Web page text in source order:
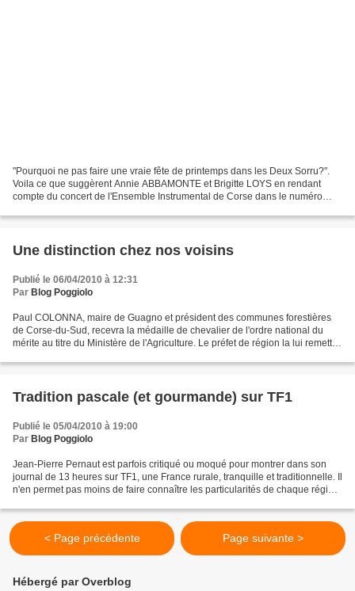
"Pourquoi ne pas faire une vraie fête de printemps dans les Deux Sorru?".
Voila ce que suggèrent Annie ABBAMONTE et Brigitte LOYS en rendant
compte du concert de l'Ensemble Instrumental de Corse dans le numéro
Une distinction chez nos voisins
Publié le 06/04/2010 à 12:31
Par Blog Poggiolo
Paul COLONNA, maire de Guagno et président des communes forestières
de Corse-du-Sud, recevra la médaille de chevalier de l'ordre national du
mérite au titre du Ministère de l'Agriculture. Le préfet de région la lui remettra
Tradition pascale (et gourmande) sur TF1
Publié le 05/04/2010 à 19:00
Par Blog Poggiolo
Jean-Pierre Pernaut est parfois critiqué ou moqué pour montrer dans son
journal de 13 heures sur TF1, une France rurale, tranquille et traditionnelle. Il
n'en permet pas moins de faire connaître les particularités de chaque région.
< Page précédente Page suivante >
Hébergé par Overblog